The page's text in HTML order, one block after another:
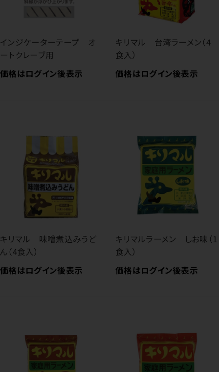
インジケーターテープ オ
ートクレーブ用
価格はログイン後表示
キリマル 台湾ラーメン（4
食入）
価格はログイン後表示
キリマル 味噌煮込みうど
ん（4食入）
価格はログイン後表示
キリマルラーメン しお味（1
食入）
価格はログイン後表示